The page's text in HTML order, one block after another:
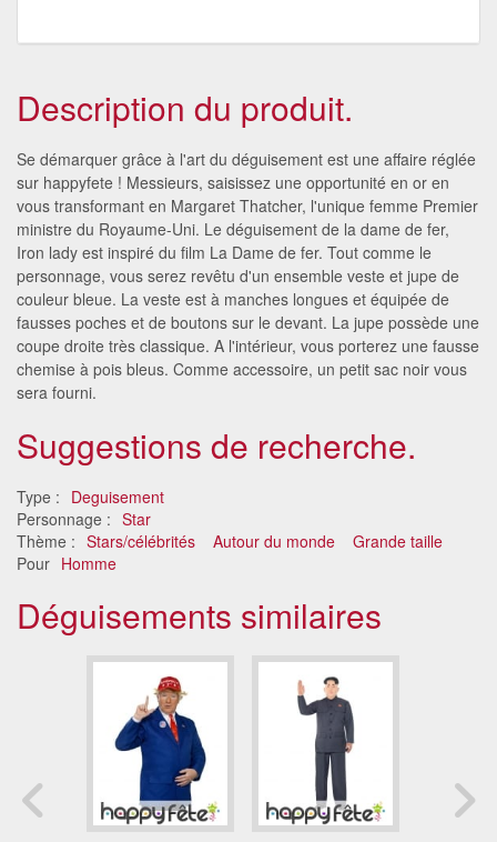
Description du produit.
Se démarquer grâce à l'art du déguisement est une affaire réglée
sur happyfete ! Messieurs, saisissez une opportunité en or en
vous transformant en Margaret Thatcher, l'unique femme Premier
ministre du Royaume-Uni. Le déguisement de la dame de fer,
Iron lady est inspiré du film La Dame de fer. Tout comme le
personnage, vous serez revêtu d'un ensemble veste et jupe de
couleur bleue. La veste est à manches longues et équipée de
fausses poches et de boutons sur le devant. La jupe possède une
coupe droite très classique. A l'intérieur, vous porterez une fausse
chemise à pois bleus. Comme accessoire, un petit sac noir vous
sera fourni.
Suggestions de recherche.
Type : Deguisement
Personnage : Star
Thème : Stars/célébrités Autour du monde
Grande taille
Pour Homme
Déguisements similaires